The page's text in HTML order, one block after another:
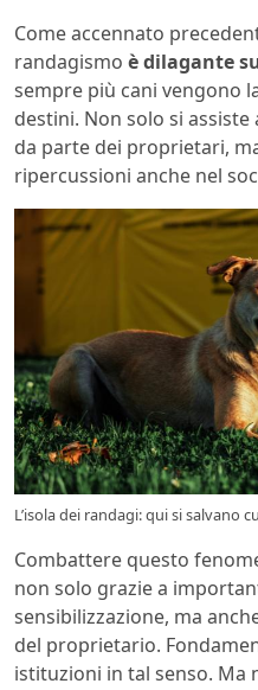
Come accennato
randagismo è dilagante
sempre più cani vengono
destini. Non solo si
da parte dei proprietari,
ripercussioni anche nel
L’isola dei randagi: qui si salvano
Combattere questo
non solo grazie a
sensibilizzazione, ma
del proprietario.
istituzioni in tal senso.